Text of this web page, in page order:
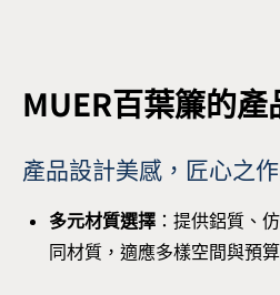
MUER百葉簾的
產品設計美感，匠心之
多元材質選擇 ：提供鋁質、
同材質，適應多樣空間與預